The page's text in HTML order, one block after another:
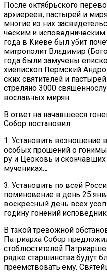
По­сле ок­тябрь­ско­го
ар­хи­ере­ев, пас­ты­рей и
мно­гие из них
че­ским и
го­да в Ки­е­ве был убит
мит­ро­по­лит Вла­ди­мир
го­да бы­ли за­му­че­ны
хи­епи­скоп Перм­ский
ских свя­ти­те­лей и
стре­ля­но 3000
во­слав­ных ми­рян.
В от­вет на на­чав­ше­е­ся
Со­бор по­ста­но­вил:
1. Уста­но­вить воз­но­ше­ние
осо­бых про­ше­ний о
ру и Цер­ковь и
му­че­ни­ках…
3. Уста­но­вить по всей
по­ми­но­ве­ние в день 25
вос­крес­ный день всех
го­ди­ну го­не­ний
В та­кой тре­вож­ной
Пат­ри­ар­ха Со­бор
сто­блю­сти­те­лей
ряд­ке стар­шин­ства бу­дут
пре­ем­ство­вать ему.